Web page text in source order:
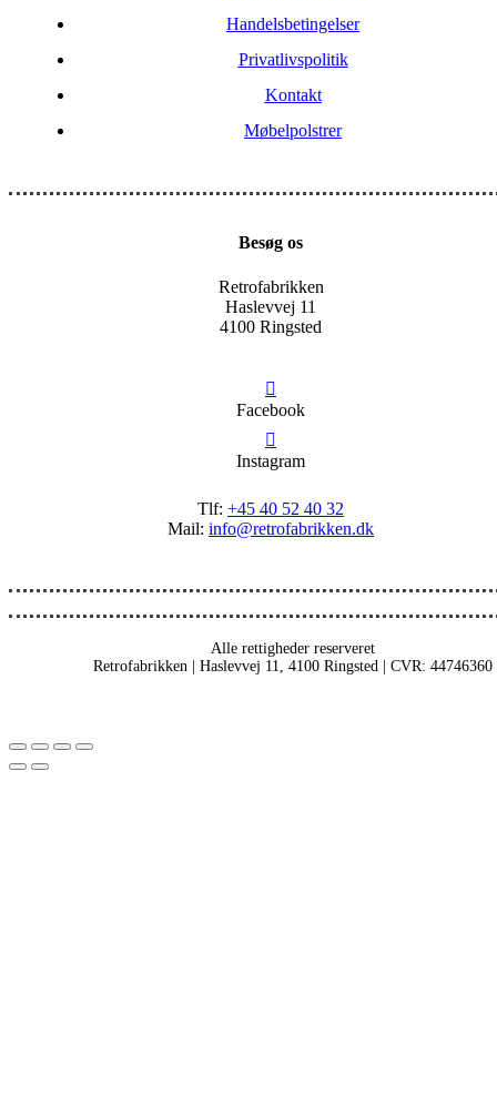
Handelsbetingelser
Privatlivspolitik
Kontakt
Møbelpolstrer
Besøg os
Retrofabrikken
Haslevvej 11
4100 Ringsted
Facebook
Instagram
Tlf: +45 40 52 40 32
Mail: info@retrofabrikken.dk
Alle rettigheder reserveret
Retrofabrikken | Haslevvej 11, 4100 Ringsted | CVR: 44746360